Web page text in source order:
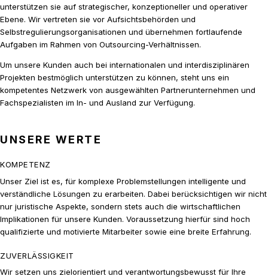
unterstützen sie auf strategischer, konzeptioneller und operativer
Ebene. Wir vertreten sie vor Aufsichtsbehörden und
Selbstregulierungsorganisationen und übernehmen fortlaufende
Aufgaben im Rahmen von Outsourcing-Verhältnissen.
Um unsere Kunden auch bei internationalen und interdisziplinären
Projekten bestmöglich unterstützen zu können, steht uns ein
kompetentes Netzwerk von ausgewählten Partnerunternehmen und
Fachspezialisten im In- und Ausland zur Verfügung.
UNSERE WERTE
KOMPETENZ
Unser Ziel ist es, für komplexe Problemstellungen intelligente und
verständliche Lösungen zu erarbeiten. Dabei berücksichtigen wir nicht
nur juristische Aspekte, sondern stets auch die wirtschaftlichen
Implikationen für unsere Kunden. Voraussetzung hierfür sind hoch
qualifizierte und motivierte Mitarbeiter sowie eine breite Erfahrung.
ZUVERLÄSSIGKEIT
Wir setzen uns zielorientiert und verantwortungsbewusst für Ihre